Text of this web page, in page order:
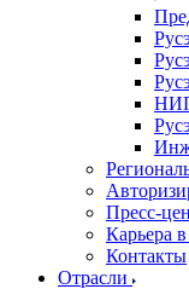
Пресс-
Карьера
Контакты
Отрасли